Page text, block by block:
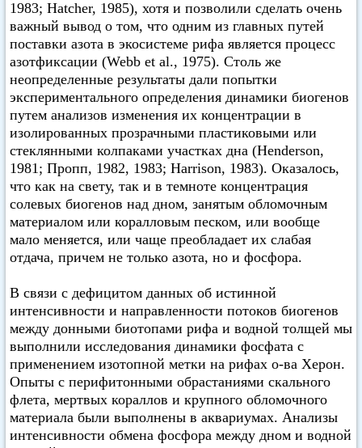
1983; Hatcher, 1985), хотя и позволили сделать очень
важный вывод о том, что одним из главных путей
поставки азота в экосистеме рифа является процесс
азотфиксации (Webb et al., 1975). Столь же
неопределенные результаты дали попытки
экспериментального определения динамики биогенов
путем анализов изменения их концентрации в
изолированных прозрачными пластиковыми или
стеклянными колпаками участках дна (Henderson,
1981; Пропп, 1982, 1983; Harrison, 1983). Оказалось,
что как на свету, так и в темноте концентрация
солевых биогенов над дном, занятым обломочным
материалом или коралловым песком, или вообще
мало меняется, или чаще преобладает их слабая
отдача, причем не только азота, но и фосфора.
В связи с дефицитом данных об истинной
интенсивности и направленности потоков биогенов
между донными биотопами рифа и водной толщей мы
выполнили исследования динамики фосфата с
применением изотопной метки на рифах о-ва Херон.
Опыты с перифитонными обрастаниями скального
флета, мертвых кораллов и крупного обломочного
материала были выполнены в аквариумах. Анализы
интенсивности обмена фосфора между дном и водной